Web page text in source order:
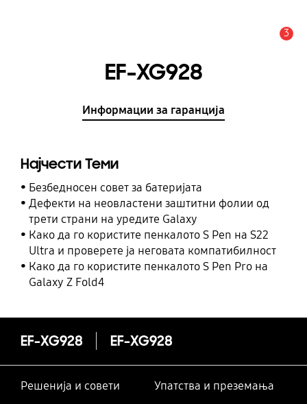
3
EF-XG928
Информации за гаранција
Најчести Теми
Безбедносен совет за батеријата
Дефекти на неовластени заштитни фолии од
трети страни на уредите Galaxy
Како да го користите пенкалото S Pen на S22
Ultra и проверете ја неговата компатибилност
Како да го користите пенкалото S Pen Pro на
Galaxy Z Fold4
EF-XG928 EF-XG928
Решенија и совети Упатства и преземања